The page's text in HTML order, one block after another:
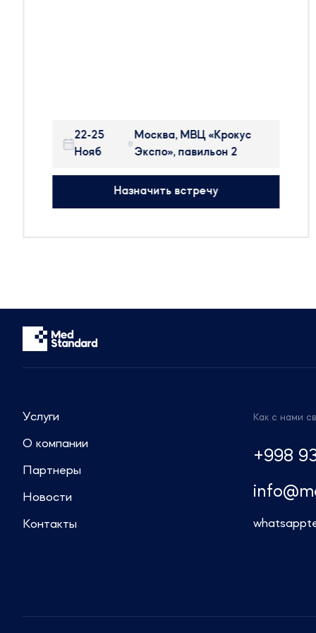
фармацевтических препаратов, БАДов,
препаратов крови и косметики.
На выставке будут присутствовать:
314 участников
25 стран мира
актуальную информацию и провести
консультации по регуляторным вопросам.
Пишите: info@medstandard.ru или в Direct
22-25
Нояб
Москва, МВЦ «Крокус
Экспо», павильон 2
Назначить встречу
Услуги
О компании
Партнеры
Новости
Контакты
Как с нами
+998
whatsapp